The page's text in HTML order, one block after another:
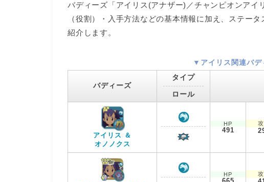
バディーズ「アイリス(アナザー)／チャンピオンアイ
（役割）・入手方法などの基本情報に加え、ステー
紹介します。
▼アイリス関連バデ
バディーズ
タイプ
ロール
アイリス ＆
オノノクス
HP
491
HP